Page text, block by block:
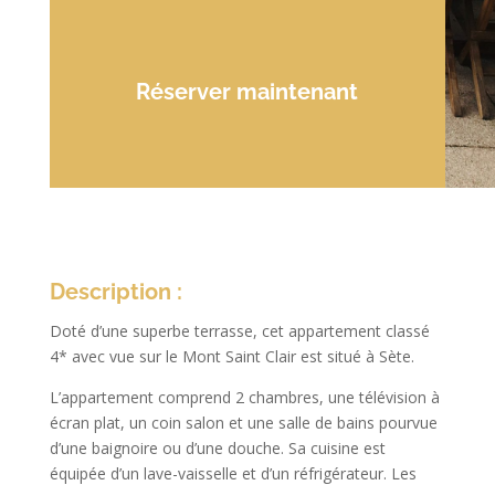
Réserver maintenant
Description :
Doté d’une superbe terrasse, cet appartement classé
4* avec vue sur le Mont Saint Clair est situé à Sète.
L’appartement comprend 2 chambres, une télévision à
écran plat, un coin salon et une salle de bains pourvue
d’une baignoire ou d’une douche. Sa cuisine est
équipée d’un lave-vaisselle et d’un réfrigérateur. Les